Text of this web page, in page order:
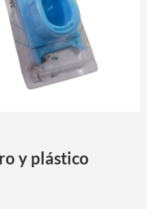
y plástico